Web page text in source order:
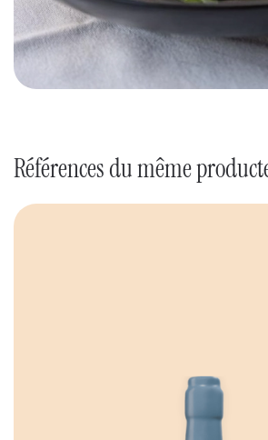
Références du même